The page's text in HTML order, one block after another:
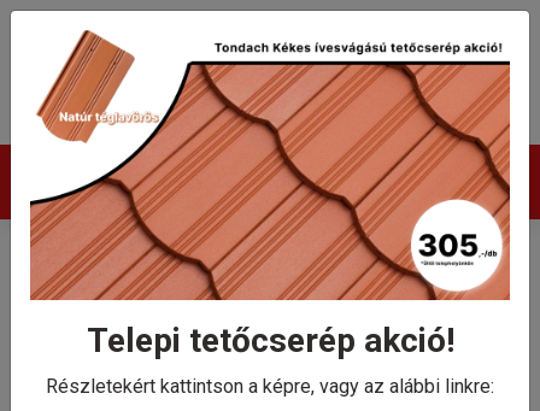
Termékek
Tondach hornyolt kezdő
gerinccserép rögzítőcsavarral
Planoton 9, Contiton 9,
Telepi tetőcserép akció!
Részletekért kattintson a képre, vagy az alábbi linkre: